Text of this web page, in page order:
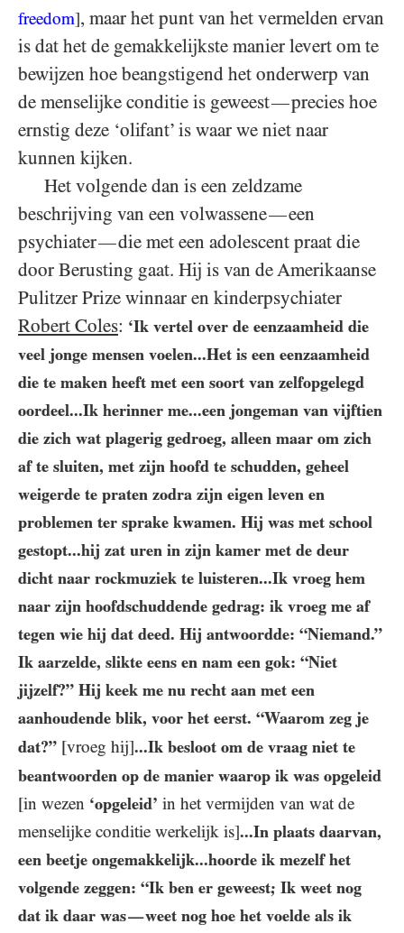
freedom], maar het punt van het vermelden ervan
is dat het de gemakkelijkste manier levert om te
bewijzen hoe beangstigend het onderwerp van
de menselijke conditie is geweest—precies hoe
ernstig deze ‘olifant’ is waar we niet naar
kunnen kijken.
Het volgende dan is een zeldzame
beschrijving van een volwassene—een
psychiater—die met een adolescent praat die
door Berusting gaat. Hij is van de Amerikaanse
Pulitzer Prize winnaar en kinderpsychiater
Robert Coles: ‘Ik vertel over de eenzaamheid die
veel jonge mensen voelen...Het is een eenzaamheid
die te maken heeft met een soort van zelfopgelegd
oordeel...Ik herinner me...een jongeman van vijftien
die zich wat plagerig gedroeg, alleen maar om zich
af te sluiten, met zijn hoofd te schudden, geheel
weigerde te praten zodra zijn eigen leven en
problemen ter sprake kwamen. Hij was met school
gestopt...hij zat uren in zijn kamer met de deur
dicht naar rockmuziek te luisteren...Ik vroeg hem
naar zijn hoofdschuddende gedrag: ik vroeg me af
tegen wie hij dat deed. Hij antwoordde: “Niemand.”
Ik aarzelde, slikte eens en nam een gok: “Niet
jijzelf?” Hij keek me nu recht aan met een
aanhoudende blik, voor het eerst. “Waarom zeg je
dat?” [vroeg hij]...Ik besloot om de vraag niet te
beantwoorden op de manier waarop ik was opgeleid
[in wezen ‘opgeleid’ in het vermijden van wat de
menselijke conditie werkelijk is]...In plaats daarvan,
een beetje ongemakkelijk...hoorde ik mezelf het
volgende zeggen: “Ik ben er geweest; Ik weet nog
dat ik daar was—weet nog hoe het voelde als ik